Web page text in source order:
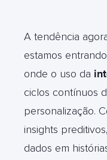
A tendência
estamos
onde o uso da
ciclos contínuos
personalização.
insights
dados em